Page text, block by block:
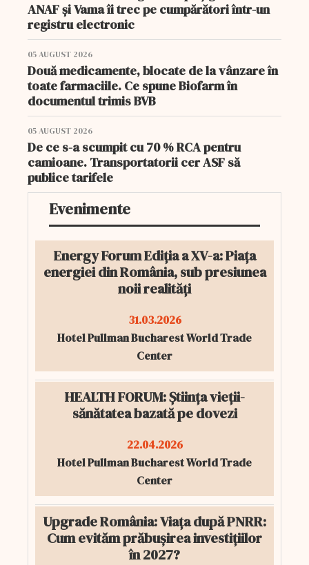
ANAF și Vama îi trec pe cumpărători într-un
registru electronic
05 AUGUST 2026
Două medicamente, blocate de la vânzare în
toate farmaciile. Ce spune Biofarm în
documentul trimis BVB
05 AUGUST 2026
De ce s-a scumpit cu 70 % RCA pentru
camioane. Transportatorii cer ASF să
publice tarifele
Evenimente
Energy Forum Ediția a XV-a: Piața
energiei din România, sub presiunea
noii realități
31.03.2026
Hotel Pullman Bucharest World Trade
Center
HEALTH FORUM: Știința vieții-
sănătatea bazată pe dovezi
22.04.2026
Hotel Pullman Bucharest World Trade
Center
Upgrade România: Viața după PNRR:
Cum evităm prăbușirea investițiilor
în 2027?